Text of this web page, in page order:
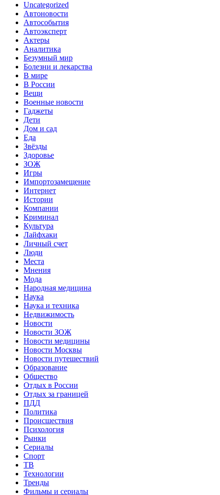
Uncategorized
Автоновости
Автособытия
Автоэксперт
Актеры
Аналитика
Безумный мир
Болезни и лекарства
В мире
В России
Вещи
Военные новости
Гаджеты
Дети
Дом и сад
Еда
Звёзды
Здоровье
ЗОЖ
Игры
Импортозамещение
Интернет
Истории
Компании
Криминал
Культура
Лайфхаки
Личный счет
Люди
Места
Мнения
Мода
Народная медицина
Наука
Наука и техника
Недвижимость
Новости
Новости ЗОЖ
Новости медицины
Новости Москвы
Новости путешествий
Образование
Общество
Отдых в России
Отдых за границей
ПДД
Политика
Происшествия
Психология
Рынки
Сериалы
Спорт
ТВ
Технологии
Тренды
Фильмы и сериалы